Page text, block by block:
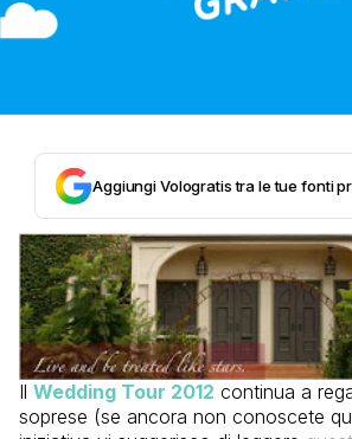
Aggiungi Vologratis tra le tue fonti
Il Wedding Tour 2012 continua a
soprese (se ancora non conoscete